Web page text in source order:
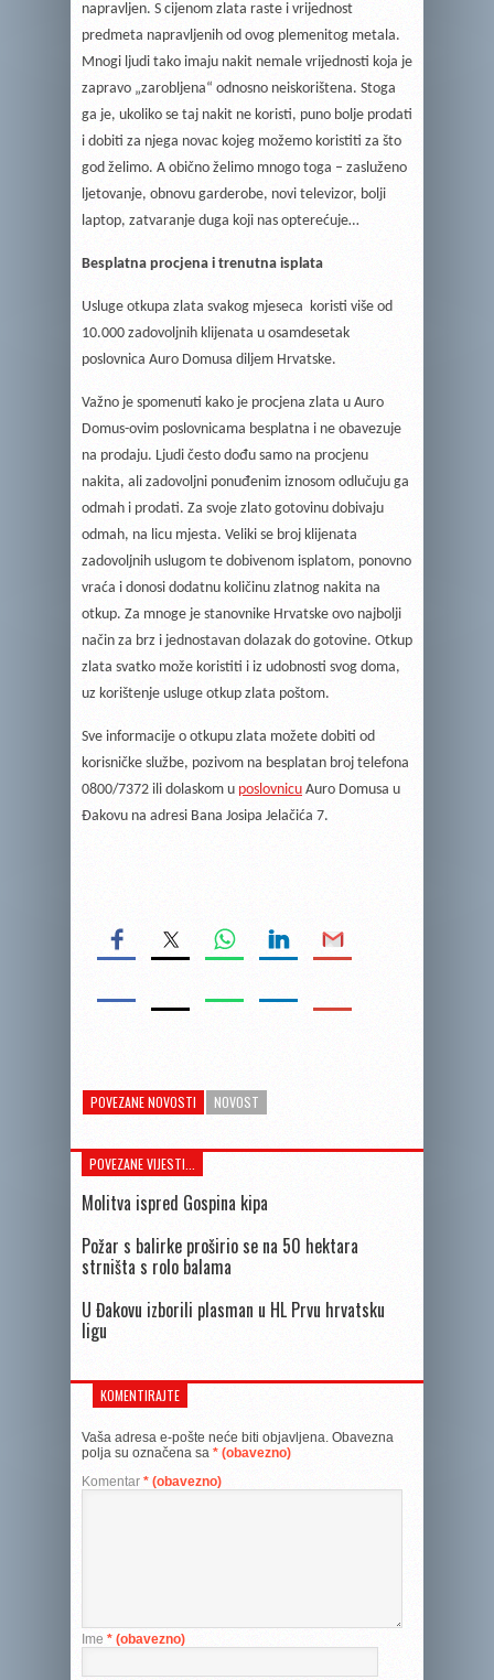
napravljen. S cijenom zlata raste i vrijednost
predmeta napravljenih od ovog plemenitog metala.
Mnogi ljudi tako imaju nakit nemale vrijednosti koja je
zapravo „zarobljena“ odnosno neiskorištena. Stoga
ga je, ukoliko se taj nakit ne koristi, puno bolje prodati
i dobiti za njega novac kojeg možemo koristiti za što
god želimo. A obično želimo mnogo toga – zasluženo
ljetovanje, obnovu garderobe, novi televizor, bolji
laptop, zatvaranje duga koji nas opterećuje…
Besplatna procjena i trenutna isplata
Usluge otkupa zlata svakog mjeseca koristi više od
10.000 zadovoljnih klijenata u osamdesetak
poslovnica Auro Domusa diljem Hrvatske.
Važno je spomenuti kako je procjena zlata u Auro
Domus-ovim poslovnicama besplatna i ne obavezuje
na prodaju. Ljudi često dođu samo na procjenu
nakita, ali zadovoljni ponuđenim iznosom odlučuju ga
odmah i prodati. Za svoje zlato gotovinu dobivaju
odmah, na licu mjesta. Veliki se broj klijenata
zadovoljnih uslugom te dobivenom isplatom, ponovno
vraća i donosi dodatnu količinu zlatnog nakita na
otkup. Za mnoge je stanovnike Hrvatske ovo najbolji
način za brz i jednostavan dolazak do gotovine. Otkup
zlata svatko može koristiti i iz udobnosti svog doma,
uz korištenje usluge otkup zlata poštom.
Sve informacije o otkupu zlata možete dobiti od
korisničke službe, pozivom na besplatan broj telefona
0800/7372 ili dolaskom u poslovnicu Auro Domusa u
Đakovu na adresi Bana Josipa Jelačića 7.
POVEZANE NOVOSTI NOVOST
POVEZANE VIJESTI...
Molitva ispred Gospina kipa
Požar s balirke proširio se na 50 hektara
strništa s rolo balama
U Đakovu izborili plasman u HL Prvu hrvatsku
ligu
KOMENTIRAJTE
Vaša adresa e-pošte neće biti objavljena. Obavezna
polja su označena sa * (obavezno)
Komentar * (obavezno)
Ime * (obavezno)